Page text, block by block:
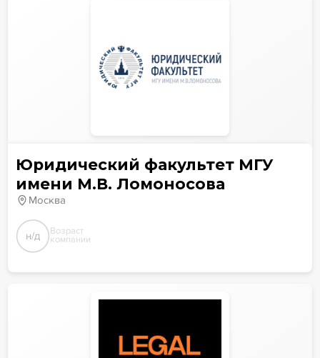
Юридический факультет МГУ
имени М.В. Ломоносова
Москва
н/д Возраст
компании